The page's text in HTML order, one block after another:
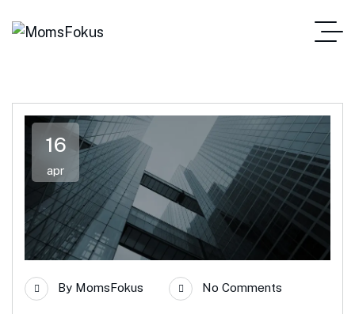
16
apr
By MomsFokus No Comments